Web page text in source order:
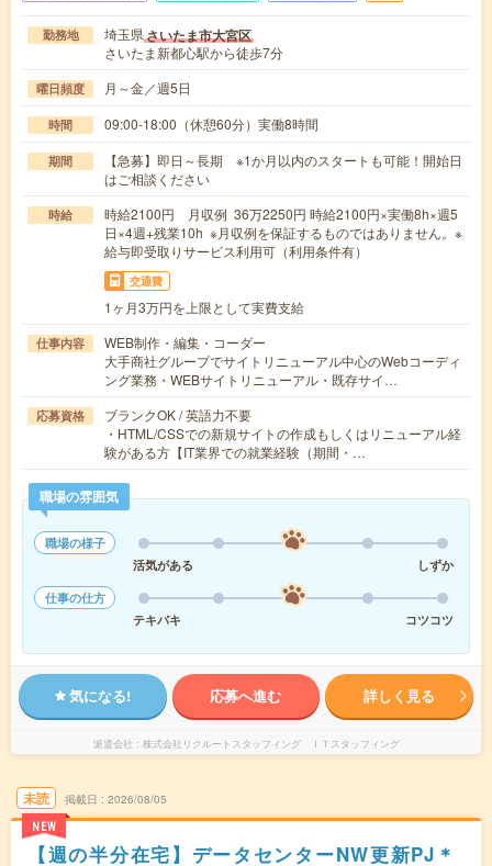
勤務地 埼玉県さいたま市大宮区
さいたま新都心駅から徒歩7分
曜日頻度 月～金／週5日
時間 09:00-18:00（休憩60分）実働8時間
期間
【急募】即日～長期 ※1か月以内のスタートも可能！開始日
はご相談ください
時給
時給2100円 月収例 36万2250円 時給2100円×実働8h×週5
日×4週+残業10h ※月収例を保証するものではありません。※
給与即受取りサービス利用可（利用条件有）
交通費
1ヶ月3万円を上限として実費支給
仕事内容
WEB制作・編集・コーダー
大手商社グループでサイトリニューアル中心のWebコーディ
ング業務・WEBサイトリニューアル・既存サイ…
応募資格
ブランクOK / 英語力不要
・HTML/CSSでの新規サイトの作成もしくはリニューアル経
験がある方【IT業界での就業経験（期間・…
職場の雰囲気
職場の様子
活気がある
しずか
仕事の仕方
テキパキ
コツコツ
気になる! 応募へ進む 詳しく見る
派遣会社 株式会社リクルートスタッフィング ＩＴスタッフィング
未読
NEW
掲載日 2026/08/05
【週の半分在宅】データセンターNW更新PJ＊